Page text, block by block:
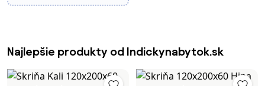
Najlepšie produkty od Indickynabytok.sk